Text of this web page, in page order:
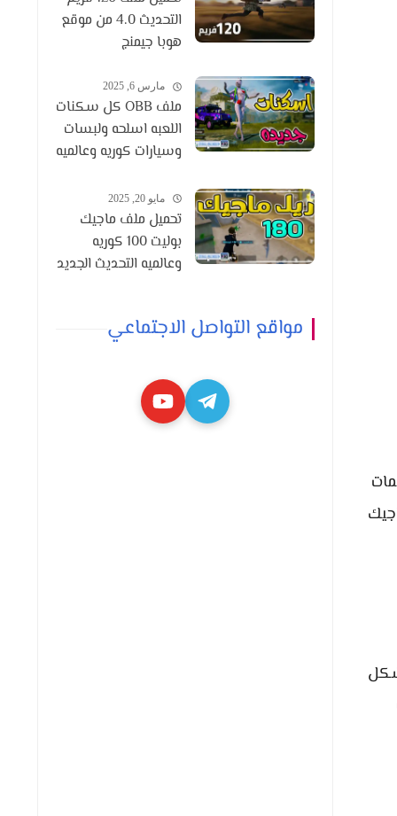
التحديث 4.0 من موقع
هوبا جيمنج
مارس 6, 2025
ملف OBB كل سكنات
اللعبه اسلحه ولبسات
وسيارات كوريه وعالميه
مايو 20, 2025
تحميل ملف ماجيك
بوليت 100 كوريه
وعالميه التحديث الجديد
مواقع التواصل الاجتماعي